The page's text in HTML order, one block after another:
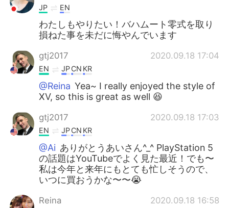
JP EN
わたしもやりたい！バハムート零式を取り
損ねた事を未だに悔やんでいます
gtj2017 2020.09.18 17:04
EN JPCN KR
@Reina Yea~ I really enjoyed the style of
XV, so this is great as well 😆
gtj2017 2020.09.18 17:03
EN JPCN KR
@Ai ありがとうあいさん^_^ PlayStation 5
の話題はYouTubeでよく見た最近！でも〜
私は今年と来年にもとても忙しそうので、
いつに買おうかな〜〜😭
Reina 2020.09.18 16:58